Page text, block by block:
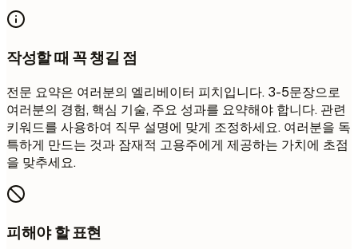
작성할 때 꼭 챙길 점
전문 요약은 여러분의 엘리베이터 피치입니다. 3-5문장으로
여러분의 경험, 핵심 기술, 주요 성과를 요약해야 합니다. 관련
키워드를 사용하여 직무 설명에 맞게 조정하세요. 여러분을 독
특하게 만드는 것과 잠재적 고용주에게 제공하는 가치에 초점
을 맞추세요.
피해야 할 표현